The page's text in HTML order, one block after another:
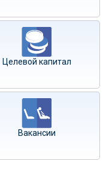
Целевой капитал
Вакансии